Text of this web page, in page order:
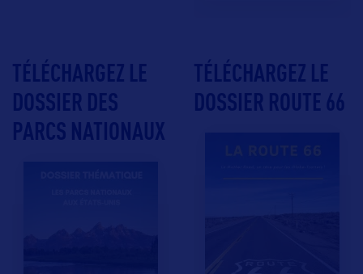
TÉLÉCHARGEZ LE
DOSSIER DES
PARCS NATIONAUX
TÉLÉCHARGEZ LE
DOSSIER ROUTE 66